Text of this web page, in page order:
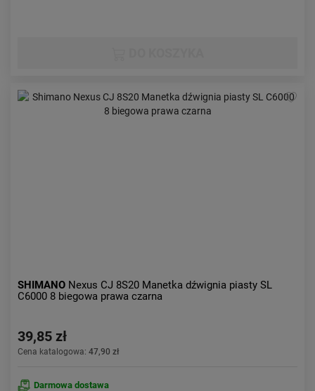
SHIMANO Nexus CJ 8S20 Manetka dźwignia piasty SL
C6000 8 biegowa prawa czarna
39,85 zł
Cena katalogowa: 47,90 zł
Darmowa dostawa